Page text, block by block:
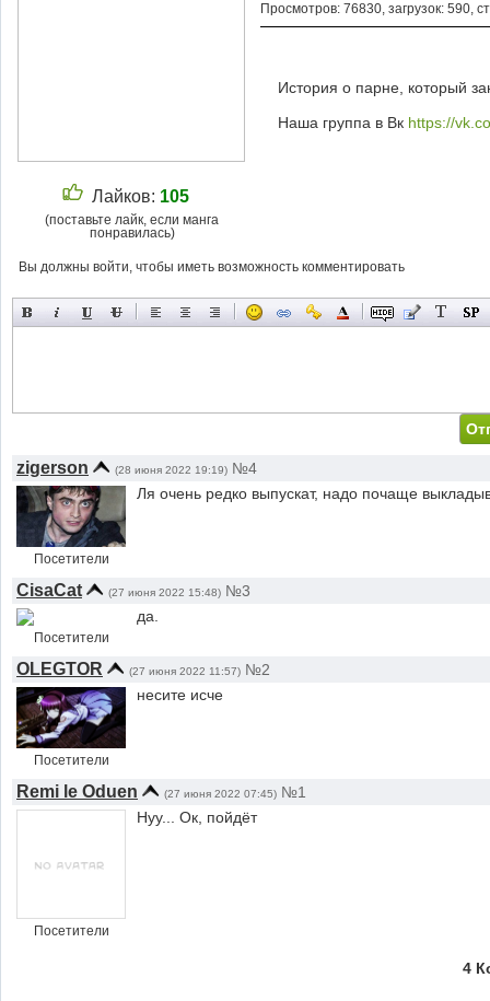
Лайков: 105
(поставьте лайк, если манга
понравилась)
Просмотров: 76830, загрузок: 590,
История о парне, который
Наша группа в Вк https://
Вы должны войти, чтобы иметь возможность комментировать
zigerson (28 июня 2022 19:19) №4
Посетители
Ля очень редко выпускат, надо почаще
CisaCat (27 июня 2022 15:48) №3
Посетители
да.
OLEGTOR (27 июня 2022 11:57) №2
Посетители
несите исче
Remi le Oduen (27 июня 2022 07:45) №1
Посетители
Нуу... Ок, пойдёт
4